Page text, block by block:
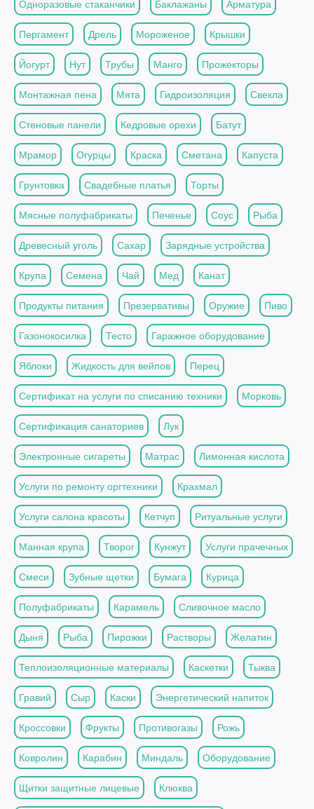
Одноразовые стаканчики Баклажаны Арматура
Пергамент Дрель Мороженое Крышки
Йогурт Нут Трубы Манго Прожекторы
Монтажная пена Мята Гидроизоляция Свекла
Стеновые панели Кедровые орехи Батут
Мрамор Огурцы Краска Сметана Капуста
Грунтовка Свадебные платья Торты
Мясные полуфабрикаты Печенье Соус Рыба
Древесный уголь Сахар Зарядные устройства
Крупа Семена Чай Мед Канат
Продукты питания Презервативы Оружие Пиво
Газонокосилка Тесто Гаражное оборудование
Яблоки Жидкость для вейпов Перец
Сертификат на услуги по списанию техники Морковь
Сертификация санаториев Лук
Электронные сигареты Матрас Лимонная кислота
Услуги по ремонту оргтехники Крахмал
Услуги салона красоты Кетчуп Ритуальные услуги
Манная крупа Творог Кунжут Услуги прачечных
Смеси Зубные щетки Бумага Курица
Полуфабрикаты Карамель Сливочное масло
Дыня Рыба Пирожки Растворы Желатин
Теплоизоляционные материалы Каскетки Тыква
Гравий Сыр Каски Энергетический напиток
Кроссовки Фрукты Противогазы Рожь
Ковролин Карабин Миндаль Оборудование
Щитки защитные лицевые Клюква